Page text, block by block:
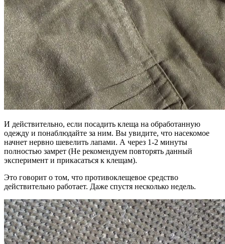
И действительно, если посадить клеща на обработанную
одежду и понаблюдайте за ним. Вы увидите, что насекомое
начнет нервно шевелить лапами. А через 1-2 минуты
полностью замрет (Не рекомендуем повторять данный
эксперимент и прикасаться к клещам).
Это говорит о том, что противоклещевое средство
действительно работает. Даже спустя несколько недель.